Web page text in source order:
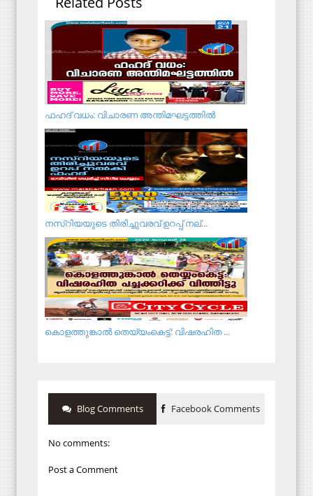
ഫഹദ് വധം: വിചാരണ അന്തിമഘട്ടത്തില്‍
നസ്‌റിയയുടെ തിരിച്ചുവരവ് ഉറപ്പ് നല്...
കൊളത്തുങ്കാൽ തെയ്യംകെട്ട്: വിഷരഹിത ...
Blog Comments Facebook Comments
No comments:
Post a Comment